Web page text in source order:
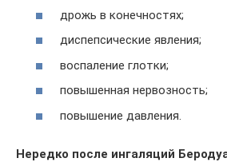
дрожь в конечностях;
диспепсические явления;
воспаление глотки;
повышенная нервозность;
повышение давления.
Нередко после ингаляций